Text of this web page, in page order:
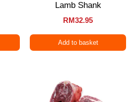
Lamb Shank
RM32.95
Add to basket